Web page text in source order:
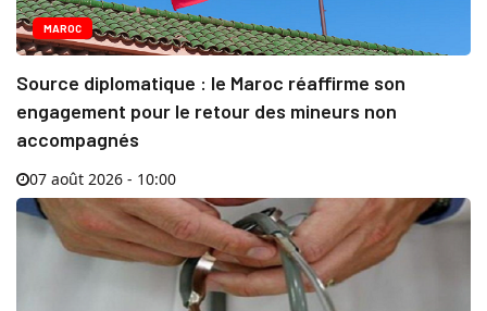
MAROC
Source diplomatique : le Maroc réaffirme son
engagement pour le retour des mineurs non
accompagnés
07 août 2026 - 10:00